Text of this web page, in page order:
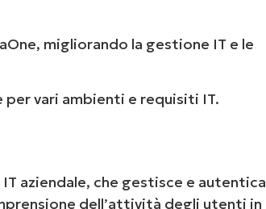
migliorando la gestione IT e le
vari ambienti e requisiti IT.
aziendale, che gestisce e autentica
dell’attività degli utenti in